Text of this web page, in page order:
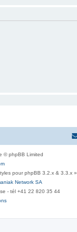
© phpBB Limited
pour phpBB 3.2.x & 3.3.x »
Network SA
- tél +41 22 820 35 44